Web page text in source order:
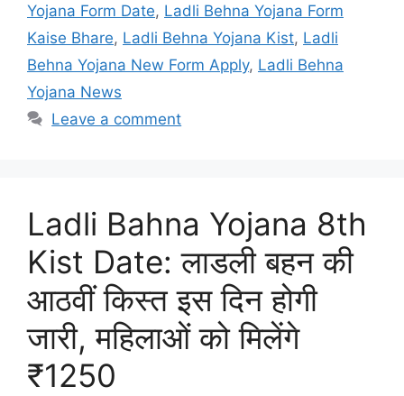
Yojana Form Date, Ladli Behna Yojana Form
Kaise Bhare, Ladli Behna Yojana Kist, Ladli
Behna Yojana New Form Apply, Ladli Behna
Yojana News
Leave a comment
Ladli Bahna Yojana 8th
Kist Date: लाडली बहन की
आठवीं किस्त इस दिन होगी
जारी, महिलाओं को मिलेंगे
₹1250